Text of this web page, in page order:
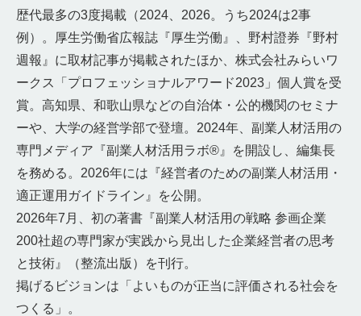
歴代最多の3度掲載（2024、2026。うち2024は2事
例）。厚生労働省広報誌『厚生労働』、野村證券『野村
週報』に取材記事が掲載されたほか、株式会社みらいワ
ークス「プロフェッショナルアワード2023」個人賞を受
賞。高知県、和歌山県などの自治体・公的機関のセミナ
ーや、大学の経営学部で登壇。2024年、副業人材活用の
専門メディア『副業人材活用ラボ®』を開設し、編集長
を務める。2026年には『経営者のための副業人材活用・
適正運用ガイドライン』を公開。
2026年7月、初の著書『副業人材活用の戦略 参画企業
200社超の専門家が実践から見出した企業経営者の思考
と技術』（整流出版）を刊行。
掲げるビジョンは「よいものが正当に評価される社会を
つくる」。